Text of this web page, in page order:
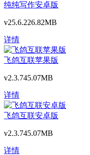
纯纯写作安卓版
v25.6.226.82MB
详情
飞鸽互联苹果版
v2.3.745.07MB
详情
飞鸽互联安卓版
v2.3.745.07MB
详情